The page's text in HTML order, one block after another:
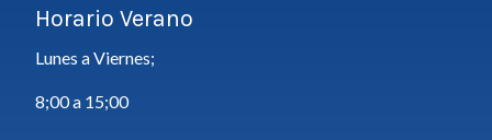
Horario Verano
Lunes a Viernes;
8;00 a 15;00